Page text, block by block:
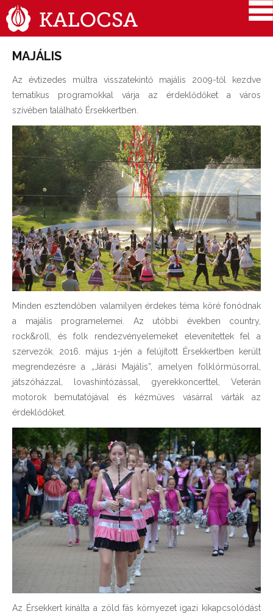
MAJÁLIS
Az évtizedes múltra visszatekintő majális 2009-től kezdve
tematikus programokkal várja az érdeklődőket a város
szívében található Érsekkertben.
Minden esztendőben valamilyen érdekes téma köré fonódnak
a majális programelemei. Az utóbbi években country,
rock&roll, és folk rendezvényelemeket elevenítettek fel a
szervezők. 2016. május 1-jén a felújított Érsekkertben került
megrendezésre a „Járási Majális”, amelyen folklórműsorral,
játszóházzal, lovashintózással, gyerekkoncerttel, Veterán
motorok bemutatójával és kézműves vásárral várták az
érdeklődőket.
Az Érsekkert kínálta a zöld fás környezet igazi kikapcsolódást